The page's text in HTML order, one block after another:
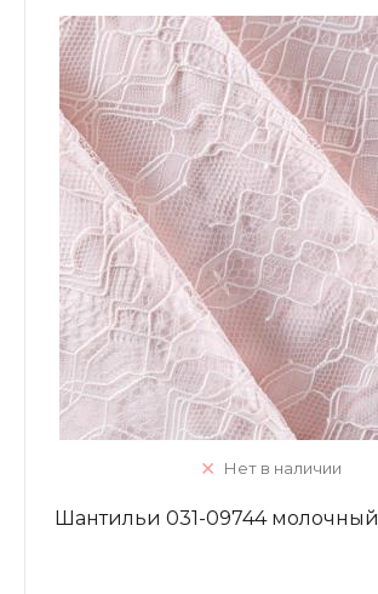
Нет в наличии
Шантильи 031-09744 молочный